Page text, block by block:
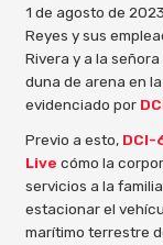
1 de agosto de
Reyes y sus
Rivera y a la
duna de arena en
evidenciado por
Previo a esto, DCI-
Live cómo la
servicios a la
estacionar el
marítimo terrestre